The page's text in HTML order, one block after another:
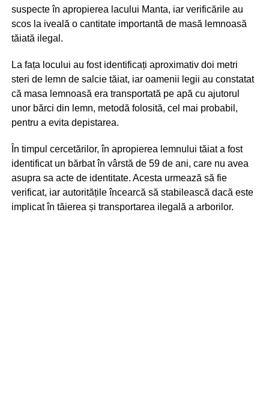
suspecte în apropierea lacului Manta, iar verificările au
scos la iveală o cantitate importantă de masă lemnoasă
tăiată ilegal.
La fața locului au fost identificați aproximativ doi metri
steri de lemn de salcie tăiat, iar oamenii legii au constatat
că masa lemnoasă era transportată pe apă cu ajutorul
unor bărci din lemn, metodă folosită, cel mai probabil,
pentru a evita depistarea.
În timpul cercetărilor, în apropierea lemnului tăiat a fost
identificat un bărbat în vârstă de 59 de ani, care nu avea
asupra sa acte de identitate. Acesta urmează să fie
verificat, iar autoritățile încearcă să stabilească dacă este
implicat în tăierea și transportarea ilegală a arborilor.